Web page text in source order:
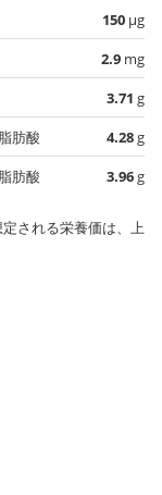
150 µg
2.9 mg
3.71 g
肪酸
4.28g
肪酸
3.96g
される栄養価は、上